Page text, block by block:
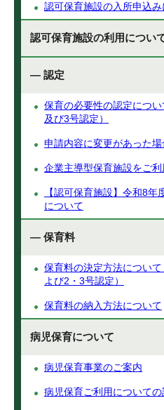
認可保育施設の入所申込
認可保育施設の利用につい
— 認定
保育の必要性の認定につ
及び3号認定）
申請内容に変更があった
企業主導型保育施設をご
【認可保育施設】令和8
について
— 保育料
保育料の決定方法につい
よび2・3号認定）
保育料の納入方法について
病児保育について
病児保育事業のご案内
病児保育ご利用についての